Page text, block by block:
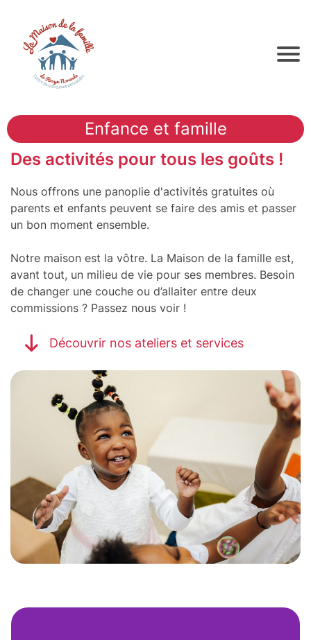
Enfance et famille
Des activités pour tous les goûts !
Nous offrons une panoplie d'activités gratuites où
parents et enfants peuvent se faire des amis et passer
un bon moment ensemble.
Notre maison est la vôtre. La Maison de la famille est,
avant tout, un milieu de vie pour ses membres. Besoin
de changer une couche ou d’allaiter entre deux
commissions ? Passez nous voir !
Découvrir nos ateliers et services